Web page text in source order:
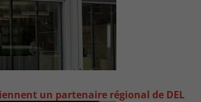
un partenaire régional de DEL